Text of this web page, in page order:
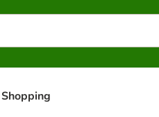
Shopping